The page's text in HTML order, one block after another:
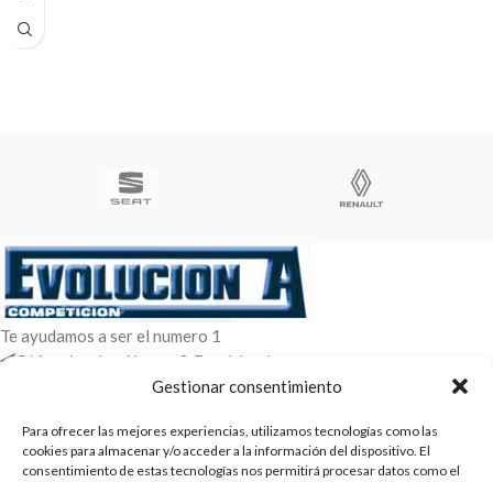
Gestionar consentimiento
Para ofrecer las mejores experiencias, utilizamos tecnologías como las
cookies para almacenar y/o acceder a la información del dispositivo. El
consentimiento de estas tecnologías nos permitirá procesar datos como el
Te ayudamos a ser el numero 1
C/ Arquimedes 61 nave 2. Fuenlabrada
WhatsApp +34 670604426
ENTRADAS RECIENTES